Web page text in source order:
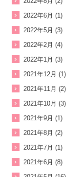
2022年6月 (1)
2022年5月 (3)
2022年2月 (4)
2022年1月 (3)
2021年12月 (1)
2021年11月 (2)
2021年10月 (3)
2021年9月 (1)
2021年8月 (2)
2021年7月 (1)
2021年6月 (8)